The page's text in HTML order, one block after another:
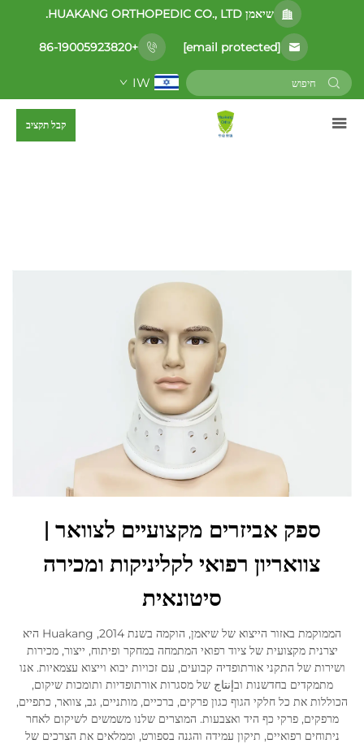
שיאמן HUAKANG ORTHOPEDIC CO., LTD.
[email protected]
+86-19005923820
IW
קבל תקציב
ספק אביזרים מקצועיים לצוואר |
צוואריון רפואי לקליניקות ומכירה
סיטונאית
הממוקמת באזור הייצוא של שיאמן, הוקמה בשנת 2014, Huakang היא
יצרנית מקצועית של ציוד רפואי המתמחה במחקר ופיתוח, ייצור, מכירות
ושירות של התקני אורתופדיה קבועים, עם זכויות יבוא וייצוא עצמאיות. אנו
מתמקדים בחדשנות ובإنتاج של מסגרות אורתופדיות ותומכות שיקום,
הכוללות את כל חלקי הגוף כגון פרקים, ברכיים, מותניים, גב, צוואר, כתפיים,
מרפקים, פרקי כף היד ואצבעות. המוצרים שלנו משמשים לשיקום לאחר
ניתוחים רפואיים, תיקון עמידה והגנה בספורט, וממלאים את הצרכים של